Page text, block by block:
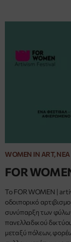
WOMEN IN ART,
FOR
Το FOR WOMEN |
οδοιπορικό
συνύπαρξη των
πανελλαδικού
μεταξύ πόλεων,